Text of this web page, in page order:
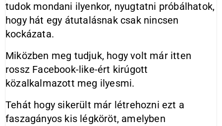
tudok mondani ilyenkor, nyugtatni próbálhatok,
hogy hát egy átutalásnak csak nincsen
kockázata.
Miközben meg tudjuk, hogy volt már itten
rossz Facebook-like-ért kirúgott
közalkalmazott meg ilyesmi.
Tehát hogy sikerült már létrehozni ezt a
faszagányos kis légköröt, amelyben